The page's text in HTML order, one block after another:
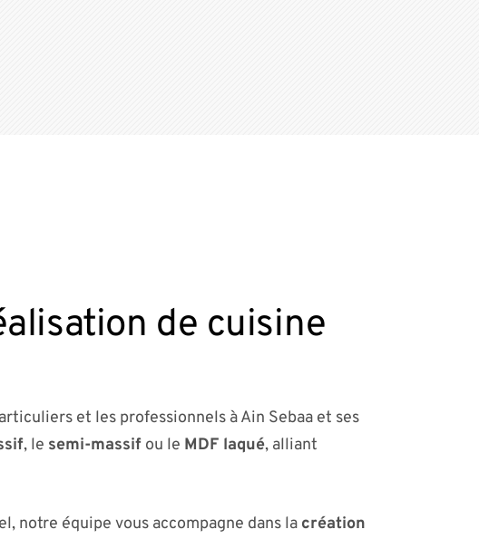
de cuisine
et les professionnels à Ain Sebaa et ses
, le semi-massif ou le MDF laqué, alliant
notre équipe vous accompagne dans la création